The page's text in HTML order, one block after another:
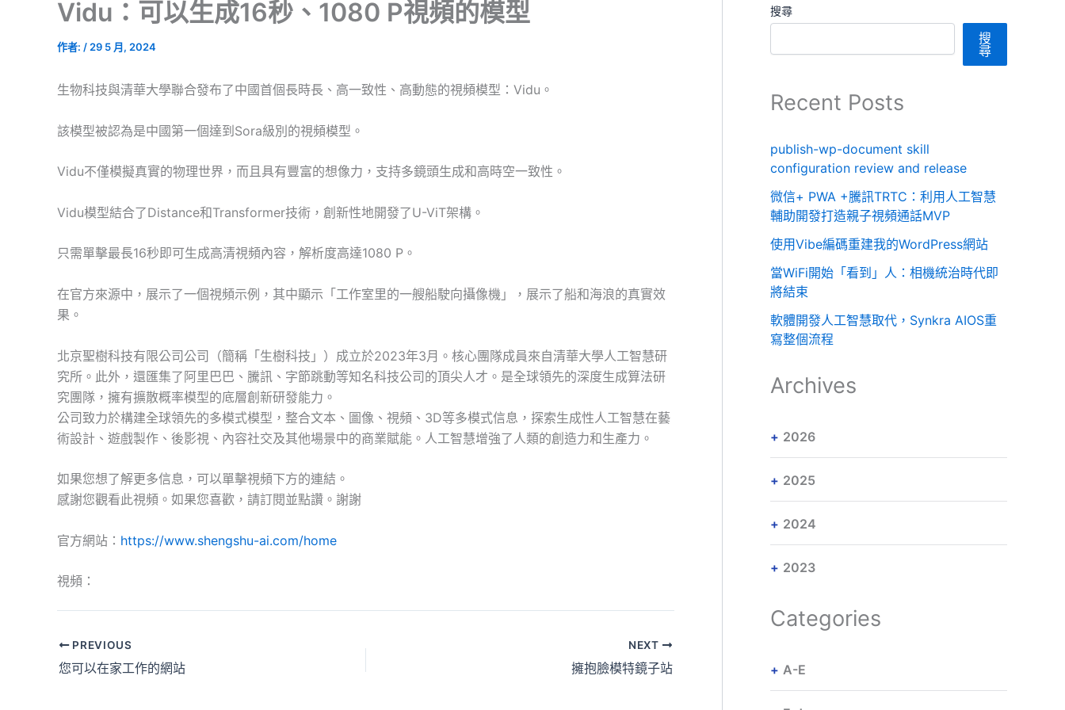
Vidu：可以生成16秒、1080 P視頻的模型
作者: / 29 5 月, 2024
生物科技與清華大學聯合發布了中國首個長時長、高一致性、高動態的視頻模型：Vidu。
該模型被認為是中國第一個達到Sora級別的視頻模型。
Vidu不僅模擬真實的物理世界，而且具有豐富的想像力，支持多鏡頭生成和高時空一致性。
Vidu模型結合了Distance和Transformer技術，創新性地開發了U-ViT架構。
只需單擊最長16秒即可生成高清視頻內容，解析度高達1080 P。
在官方來源中，展示了一個視頻示例，其中顯示「工作室里的一艘船駛向攝像機」，展示了船和海浪的真實效
果。
北京聖樹科技有限公司公司（簡稱「生樹科技」）成立於2023年3月。核心團隊成員來自清華大學人工智慧研
究所。此外，還匯集了阿里巴巴、騰訊、字節跳動等知名科技公司的頂尖人才。是全球領先的深度生成算法研
究團隊，擁有擴散概率模型的底層創新研發能力。
公司致力於構建全球領先的多模式模型，整合文本、圖像、視頻、3D等多模式信息，探索生成性人工智慧在藝
術設計、遊戲製作、後影視、內容社交及其他場景中的商業賦能。人工智慧增強了人類的創造力和生產力。
如果您想了解更多信息，可以單擊視頻下方的連結。
感謝您觀看此視頻。如果您喜歡，請訂閱並點讚。謝謝
官方網站： https://www.shengshu-ai.com/home
視頻：
PREVIOUS
您可以在家工作的網站
NEXT
擁抱臉模特鏡子站
搜尋
搜
尋
Recent Posts
publish-wp-document skill
configuration review and release
微信+ PWA +騰訊TRTC：利用人工智慧
輔助開發打造親子視頻通話MVP
使用Vibe編碼重建我的WordPress網站
當WiFi開始「看到」人：相機統治時代即
將結束
軟體開發人工智慧取代，Synkra AIOS重
寫整個流程
Archives
2026
2025
2024
2023
Categories
A-E